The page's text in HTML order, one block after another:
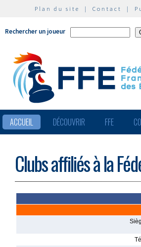
Plan du site | Contact |
Rechercher un joueur
ACCUEIL DÉCOUVRIR FFE
Clubs affiliés à la